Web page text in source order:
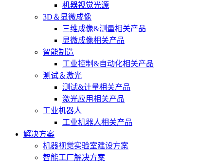
机器视觉光源
3D＆显微成像
三维成像&测量相关产品
显微成像相关产品
智能制造
工业控制&自动化相关产品
测试＆激光
测试&计量相关产品
激光应用相关产品
工业机器人
工业机器人相关产品
解决方案
机器视觉实验室建设方案
智能工厂解决方案